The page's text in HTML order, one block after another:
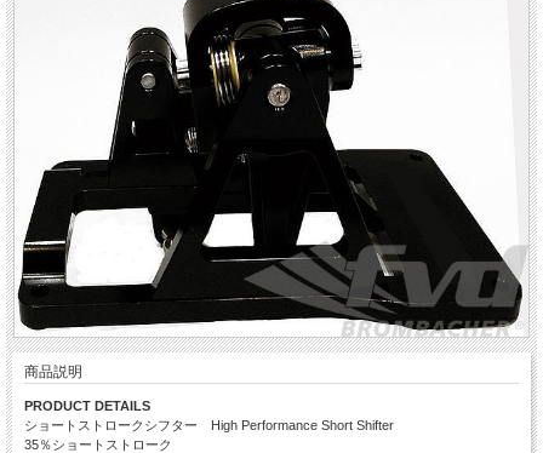
商品説明
PRODUCT DETAILS
ショートストロークシフター High Performance Short Shifter
35％ショートストローク